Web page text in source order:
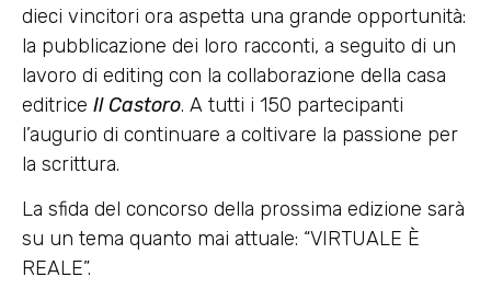
dieci vincitori ora aspetta una grande opportunità:
la pubblicazione dei loro racconti, a seguito di un
lavoro di editing con la collaborazione della casa
editrice Il Castoro. A tutti i 150 partecipanti
l’augurio di continuare a coltivare la passione per
la scrittura.
La sfida del concorso della prossima edizione sarà
su un tema quanto mai attuale: “VIRTUALE È
REALE”.